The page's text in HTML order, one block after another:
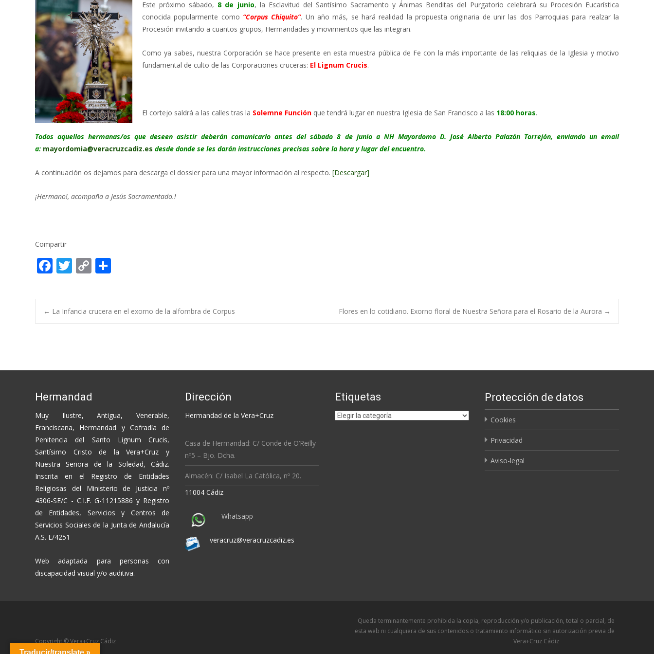
Este próximo sábado, 8 de junio, la Esclavitud del Santísimo Sacramento y Ánimas Benditas del Purgatorio celebrará su Procesión Eucarística
conocida popularmente como “Corpus Chiquito”. Un año más, se hará realidad la propuesta originaria de unir las dos Parroquias para realzar la
Procesión invitando a cuantos grupos, Hermandades y movimientos que las integran.
Como ya sabes, nuestra Corporación se hace presente en esta muestra pública de Fe con la más importante de las reliquias de la Iglesia y motivo
fundamental de culto de las Corporaciones cruceras: El Lignum Crucis.
El cortejo saldrá a las calles tras la Solemne Función que tendrá lugar en nuestra Iglesia de San Francisco a las 18:00 horas.
Todos aquellos hermanas/os que deseen asistir deberán comunicarlo antes del sábado 8 de junio a NH Mayordomo D. José Alberto Palazón Torrejón, enviando un email
a: mayordomia@veracruzcadiz.es desde donde se les darán instrucciones precisas sobre la hora y lugar del encuentro.
A continuación os dejamos para descarga el dossier para una mayor información al respecto. [Descargar]
¡Hermano!, acompaña a Jesús Sacramentado.!
Compartir
F
e
b
o
T
itt
er
C
p
y
Li
m
p
ar
Post
← La Infancia crucera en el exorno de la alfombra de Corpus Flores en lo cotidiano. Exorno floral de Nuestra Señora para el Rosario de la Aurora →
Hermandad
Muy Ilustre, Antigua, Venerable,
Franciscana, Hermandad y Cofradía de
Penitencia del Santo Lignum Crucis,
Santísimo Cristo de la Vera+Cruz y
Nuestra Señora de la Soledad, Cádiz.
Inscrita en el Registro de Entidades
Religiosas del Ministerio de Justicia nº
4306-SE/C - C.I.F. G-11215886 y Registro
de Entidades, Servicios y Centros de
Servicios Sociales de la Junta de Andalucía
A.S. E/4251
Web adaptada para personas con
discapacidad visual y/o auditiva.
Dirección
Hermandad de la Vera+Cruz
Casa de Hermandad: C/ Conde de O’Reilly
nº5 – Bjo. Dcha.
Almacén: C/ Isabel La Católica, nº 20.
11004 Cádiz
Whatsapp
veracruz@veracruzcadiz.es
Etiquetas
Etiquetas
Protección de datos
Cookies
Privacidad
Aviso-legal
Copyright © Vera+Cruz Cádiz
Queda terminantemente prohibida la copia, reproducción y/o publicación, total o parcial, de
esta web ni cualquiera de sus contenidos o tratamiento informático sin autorización previa de
Vera+Cruz Cádiz
Traducir/translate »